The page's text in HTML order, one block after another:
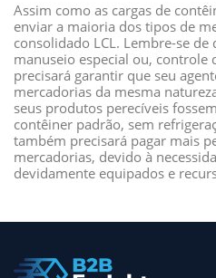
Assim como as cargas de
enviar a maioria dos tipos de
consolidado LCL. Lembre-se de
manuseio especial ou, controle
precisará garantir que seu
mercadorias da mesma
seus produtos perecíveis
contêiner padrão, sem
também precisará pagar mais
mercadorias, devido à
devidamente equipados e